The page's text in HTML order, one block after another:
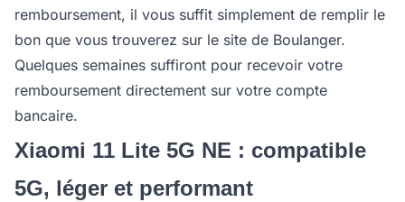
remboursement, il vous suffit simplement de remplir le
bon que vous trouverez sur le site de Boulanger.
Quelques semaines suffiront pour recevoir votre
remboursement directement sur votre compte
bancaire.
Xiaomi 11 Lite 5G NE : compatible
5G, léger et performant